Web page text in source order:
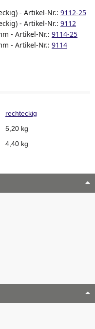
- Artikel-Nr.: 9112-25
- Artikel-Nr.: 9112
- Artikel-Nr.: 9114-25
- Artikel-Nr.: 9114
rechteckig
5,20 kg
4,40 kg